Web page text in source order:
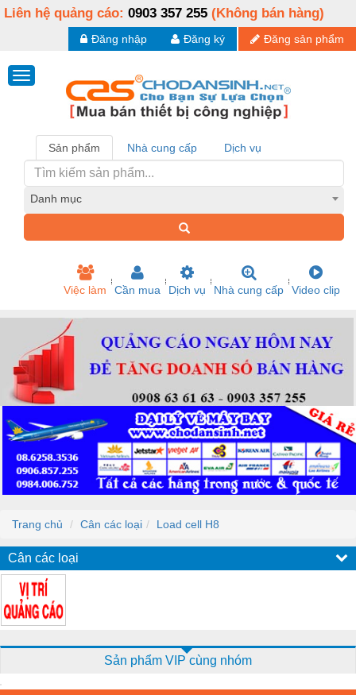
Liên hệ quảng cáo: 0903 357 255 (Không bán hàng)
Đăng sản phẩm
Đăng ký
Đăng nhập
Sản phẩm Nhà cung cấp Dịch vụ
Danh mục
Việc làm Cần mua Dịch vụ Nhà cung cấp Video clip
Trang chủ Cân các loại Load cell H8
Cân các loại
Sản phẩm VIP cùng nhóm